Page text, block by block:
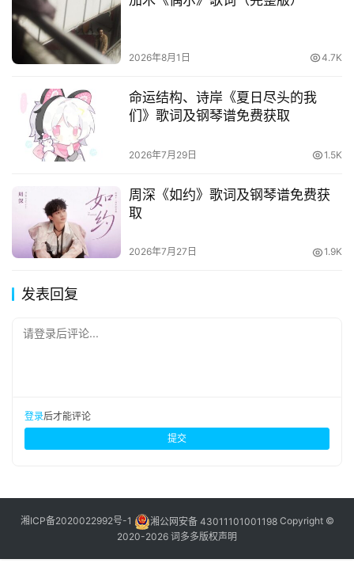
2026年8月1日 4.7K
命运结构、诗岸《夏日尽头的我
们》歌词及钢琴谱免费获取
2026年7月29日 1.5K
周深《如约》歌词及钢琴谱免费获
取
2026年7月27日 1.9K
发表回复
请登录后评论...
登录后才能评论
提交
湘ICP备2020022992号-1 湘公网安备 43011101001198Copyright ©
2020-2026 词多多版权声明